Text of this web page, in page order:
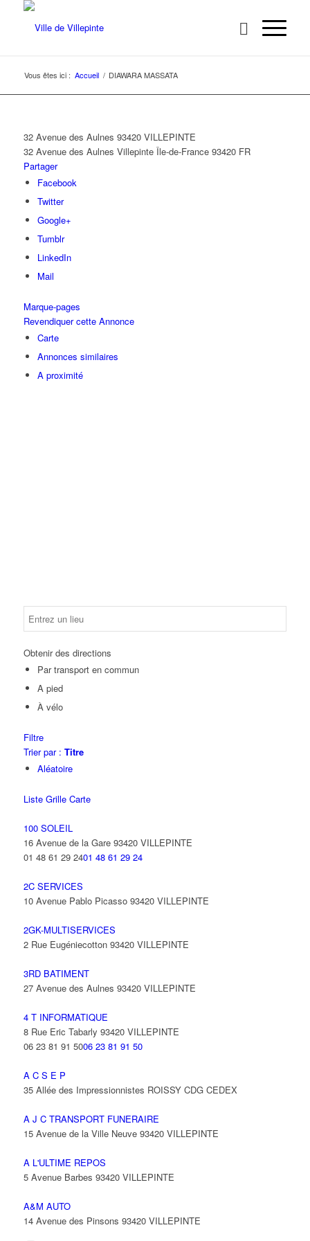
Vous êtes ici : Accueil / DIAWARA MASSATA
32 Avenue des Aulnes 93420 VILLEPINTE
32 Avenue des Aulnes Villepinte Île-de-France 93420 FR
Partager
Facebook
Twitter
Google+
Tumblr
LinkedIn
Mail
Marque-pages
Revendiquer cette Annonce
Carte
Annonces similaires
A proximité
Obtenir des directions
Par transport en commun
A pied
À vélo
Filtre
Trier par : Titre
Aléatoire
Liste Grille Carte
100 SOLEIL
16 Avenue de la Gare 93420 VILLEPINTE
01 48 61 29 2401 48 61 29 24
2C SERVICES
10 Avenue Pablo Picasso 93420 VILLEPINTE
2GK-MULTISERVICES
2 Rue Eugéniecotton 93420 VILLEPINTE
3RD BATIMENT
27 Avenue des Aulnes 93420 VILLEPINTE
4 T INFORMATIQUE
8 Rue Eric Tabarly 93420 VILLEPINTE
06 23 81 91 5006 23 81 91 50
A C S E P
35 Allée des Impressionnistes ROISSY CDG CEDEX
A J C TRANSPORT FUNERAIRE
15 Avenue de la Ville Neuve 93420 VILLEPINTE
A L'ULTIME REPOS
5 Avenue Barbes 93420 VILLEPINTE
A&M AUTO
14 Avenue des Pinsons 93420 VILLEPINTE